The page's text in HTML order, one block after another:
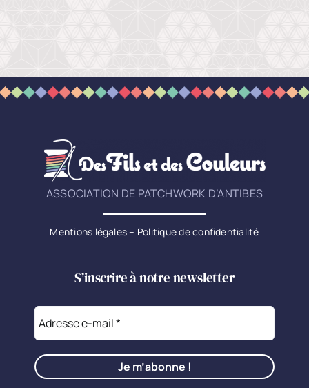
ASSOCIATION DE PATCHWORK D’ANTIBES
Mentions légales– Politique de confidentialité
S’inscrire à notre newsletter